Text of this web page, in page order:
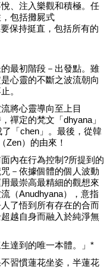
、注入樂觀和積極。任
包括攤屍式
保持挺直，包括所有的
最初階段－出發點。雖
心靈的不斷之波流朝向
。
將心靈導向至上目
禪定的梵文「dhyana」
「chen」。最後，從韓
Zen）的由來！
內在行為控制?所提到的
－依據個體的個人波動
最崇高最精細的觀想來
（Anudhyana），意指
了悟到所有存在的合而
越自身而融入於純淨無
達到的唯一本體。」*
習慣蓮花坐姿，半蓮花